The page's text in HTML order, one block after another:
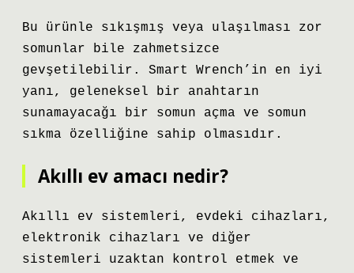
Bu ürünle sıkışmış veya ulaşılması zor
somunlar bile zahmetsizce
gevşetilebilir. Smart Wrench’in en iyi
yanı, geleneksel bir anahtarın
sunamayacağı bir somun açma ve somun
sıkma özelliğine sahip olmasıdır.
Akıllı ev amacı nedir?
Akıllı ev sistemleri, evdeki cihazları,
elektronik cihazları ve diğer
sistemleri uzaktan kontrol etmek ve